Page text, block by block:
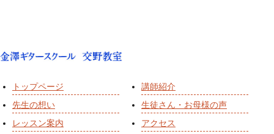
トップページ
先生の想い
レッスン案内
講師紹介
生徒さん・お母様の声
アクセス